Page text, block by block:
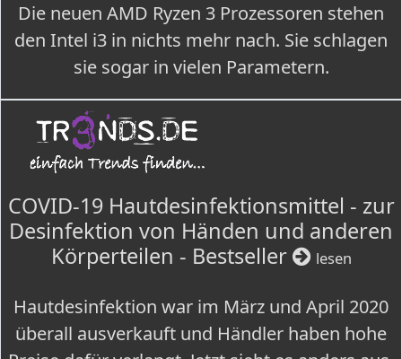
Die neuen AMD Ryzen 3 Prozessoren stehen
den Intel i3 in nichts mehr nach. Sie schlagen
sie sogar in vielen Parametern.
COVID-19 Hautdesinfektionsmittel - zur
Desinfektion von Händen und anderen
Körperteilen - Bestseller
lesen
Hautdesinfektion war im März und April 2020
überall ausverkauft und Händler haben hohe